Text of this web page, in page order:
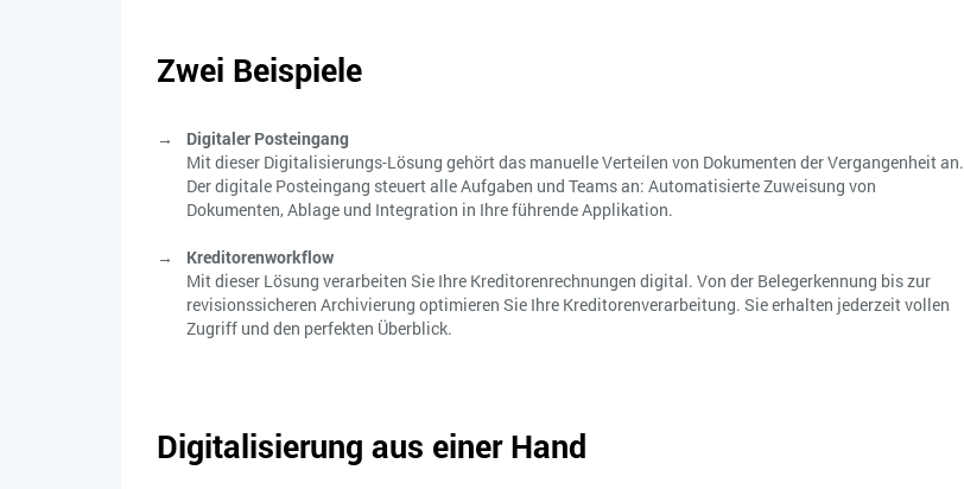
Zwei Beispiele
Digitaler Posteingang
Mit dieser Digitalisierungs-Lösung gehört das manuelle Verteilen von Dokumenten der Vergangenheit an.
Der digitale Posteingang steuert alle Aufgaben und Teams an: Automatisierte Zuweisung von
Dokumenten, Ablage und Integration in Ihre führende Applikation.
Kreditorenworkflow
Mit dieser Lösung verarbeiten Sie Ihre Kreditorenrechnungen digital. Von der Belegerkennung bis zur
revisionssicheren Archivierung optimieren Sie Ihre Kreditorenverarbeitung. Sie erhalten jederzeit vollen
Zugriff und den perfekten Überblick.
Digitalisierung aus einer Hand